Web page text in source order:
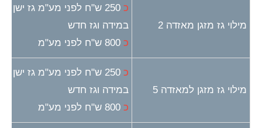
מילוי גז מזגן מאזדה 2
כ250 ש"ח לפני מע"מ גז ישן
במידה וגז חדש
כ800 ש"ח לפני מע"מ
מילוי גז מזגן למאזדה 5
כ250 ש"ח לפני מע"מ גז ישן
במידה וגז חדש
כ800 ש"ח לפני מע"מ